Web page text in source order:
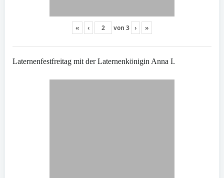
« ‹ von 3 › »
Laternenfestfreitag mit der Laternenkönigin Anna I.